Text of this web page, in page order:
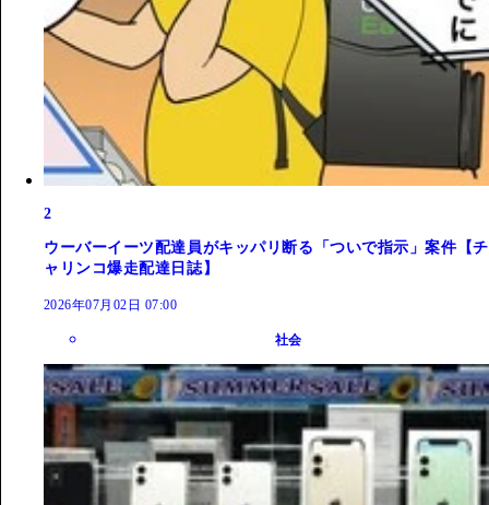
2
ウーバーイーツ配達員がキッパリ断る「ついで指示」案件【チ
ャリンコ爆走配達日誌】
2026年07月02日 07:00
社会